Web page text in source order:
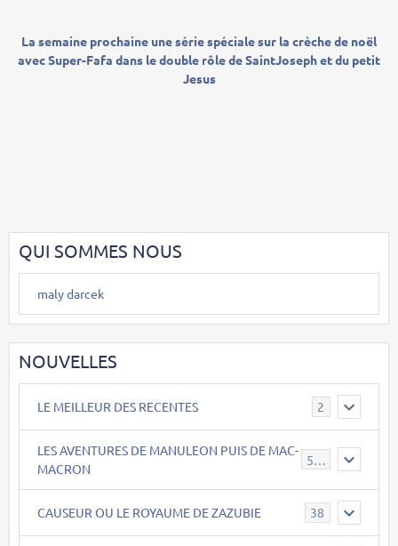
La semaine prochaine une série spéciale sur la crèche de noël
avec Super-Fafa dans le double rôle de SaintJoseph et du petit
Jesus
QUI SOMMES NOUS
maly darcek
NOUVELLES
LE MEILLEUR DES RECENTES 2
LES AVENTURES DE MANULEON PUIS DE MAC-
MACRON
543
CAUSEUR OU LE ROYAUME DE ZAZUBIE 38